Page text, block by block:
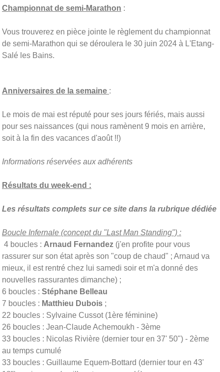
Championnat de semi-Marathon :
Vous trouverez en pièce jointe le règlement du championnat
de semi-Marathon qui se déroulera le 30 juin 2024 à L'Etang-
Salé les Bains.
Anniversaires de la semaine :
Le mois de mai est réputé pour ses jours fériés, mais aussi
pour ses naissances (qui nous ramènent 9 mois en arrière,
soit à la fin des vacances d'août !!)
Informations réservées aux adhérents
Résultats du week-end :
Les résultats complets sur ce site dans la rubrique dédiée
Boucle Infernale (concept du "Last Man Standing") :
4 boucles : Arnaud Fernandez (j'en profite pour vous
rassurer sur son état après son "coup de chaud" ; Arnaud va
mieux, il est rentré chez lui samedi soir et m'a donné des
nouvelles rassurantes dimanche) ;
6 boucles : Stéphane Belleau
7 boucles : Matthieu Dubois ;
22 boucles : Sylvaine Cussot (1ère féminine)
26 boucles : Jean-Claude Achemoukh - 3ème
33 boucles : Nicolas Rivière (dernier tour en 37' 50") - 2ème
au temps cumulé
33 boucles : Guillaume Equem-Bottard (dernier tour en 43'